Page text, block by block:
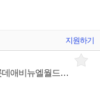
지원하기
[Kering그룹] 명품주얼리 부쉐론(Boucheron) 롯데애비뉴엘월드타워/판매사원 신세계센텀/점장 채용